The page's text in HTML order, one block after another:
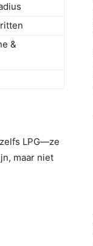
&
LPG—ze
maar niet